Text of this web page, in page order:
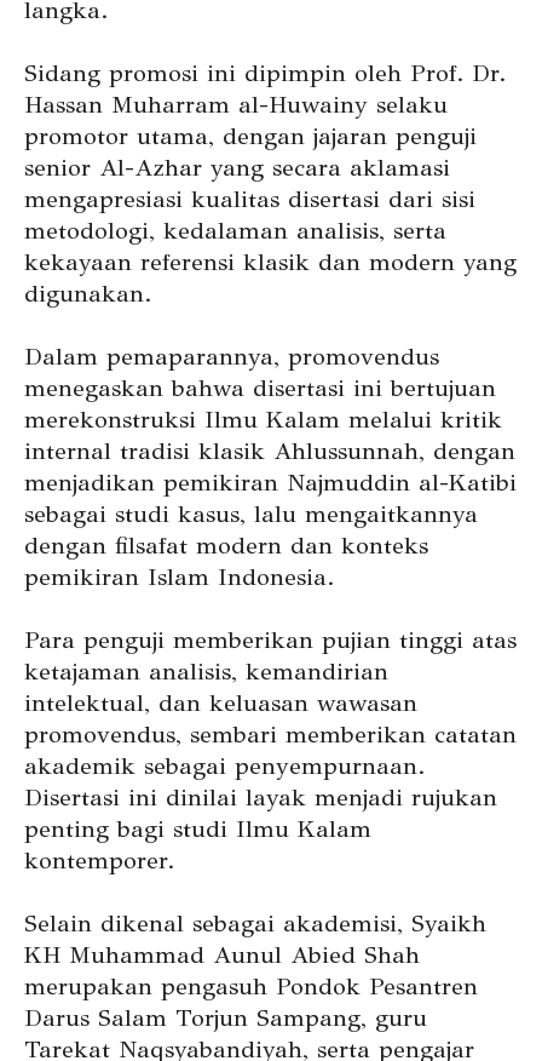
langka.
Sidang promosi ini dipimpin oleh Prof. Dr.
Hassan Muharram al-Huwainy selaku
promotor utama, dengan jajaran penguji
senior Al-Azhar yang secara aklamasi
mengapresiasi kualitas disertasi dari sisi
metodologi, kedalaman analisis, serta
kekayaan referensi klasik dan modern yang
digunakan.
Dalam pemaparannya, promovendus
menegaskan bahwa disertasi ini bertujuan
merekonstruksi Ilmu Kalam melalui kritik
internal tradisi klasik Ahlussunnah, dengan
menjadikan pemikiran Najmuddin al-Katibi
sebagai studi kasus, lalu mengaitkannya
dengan filsafat modern dan konteks
pemikiran Islam Indonesia.
Para penguji memberikan pujian tinggi atas
ketajaman analisis, kemandirian
intelektual, dan keluasan wawasan
promovendus, sembari memberikan catatan
akademik sebagai penyempurnaan.
Disertasi ini dinilai layak menjadi rujukan
penting bagi studi Ilmu Kalam
kontemporer.
Selain dikenal sebagai akademisi, Syaikh
KH Muhammad Aunul Abied Shah
merupakan pengasuh Pondok Pesantren
Darus Salam Torjun Sampang, guru
Tarekat Naqsyabandiyah, serta pengajar